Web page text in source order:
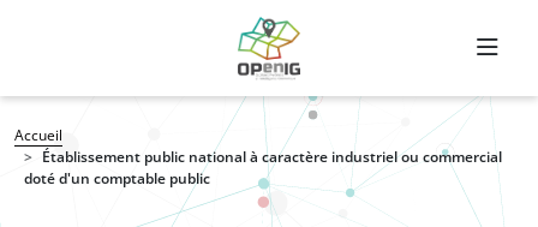
Fil d'Ariane
Accueil
Établissement public national à caractère industriel ou commercial
doté d'un comptable public